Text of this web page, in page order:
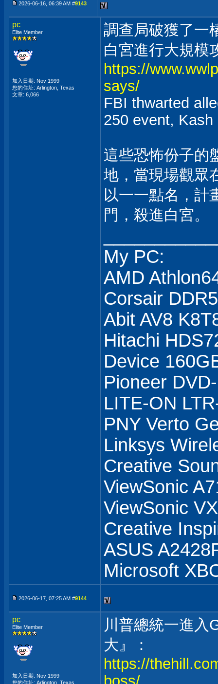
2026-06-16, 06:39 AM #9143
pc
Elite Member
加入日期: Nov 1999
您的住址: Arlington, Texas
文章: 6,066
調查局破獲了一
白宮進行大規模
https://
says/
FBI thwarted
250 event,
這些恐怖份子的
地，當現場觀眾
以一一點名，計
門，殺進白宮。
My PC:
AMD
Corsair
Abit AV8
Hitachi
Device
Pioneer
LITE-ON
PNY Verto
Linksys
Creative
ViewSonic
ViewSonic
Creative
ASUS
Microsoft
2026-06-17, 07:25 AM #9144
pc
Elite Member
加入日期: Nov 1999
您的住址: Arlington, Texas
川普總統一進入
大』：
https://
boss/